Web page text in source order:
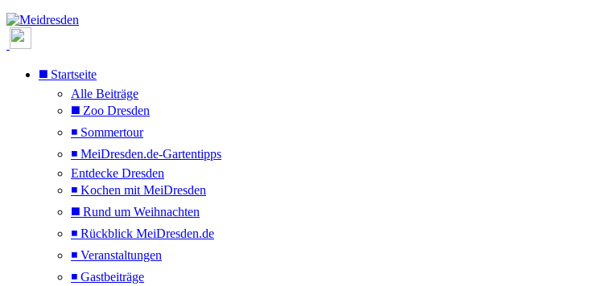
◼️ Startseite
Alle Beiträge
◼️ Zoo Dresden
◾ Sommertour
◾ MeiDresden.de-Gartentipps
Entdecke Dresden
◾ Kochen mit MeiDresden
◼️ Rund um Weihnachten
◾ Rückblick MeiDresden.de
◾ Veranstaltungen
◾ Gastbeiträge